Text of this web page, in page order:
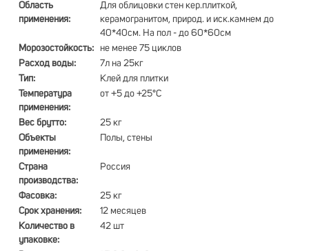
Область
применения:
Для облицовки стен кер.плиткой,
керамогранитом, природ. и иск.камнем до
40*40см. На пол - до 60*60см
Морозостойкость:
не менее 75 циклов
Расход воды:
7л на 25кг
Тип:
Клей для плитки
Температура
применения:
от +5 до +25°С
Вес брутто:
25 кг
Объекты
применения:
Полы, стены
Страна
производства:
Россия
Фасовка:
25 кг
Срок хранения:
12 месяцев
Количество в
упаковке:
42 шт